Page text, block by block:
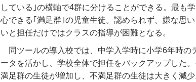
している｣の横軸で4群に分けることができる。最も
心できる｢満足群｣の児童生徒。認められず、嫌な思
いと担任だけではクラスの指導が困難となる。
同ツールの導入校では、中学入学時に小学6年時
ータを活かし、学校全体で担任をバックアップした
満足群の生徒が増加し、不満足群の生徒は大きく減